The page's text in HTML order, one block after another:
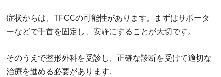
症状からは、TFCCの可能性があります。まずはサポータ
ーなどで手首を固定し、安静にすることが大切です。
そのうえで整形外科を受診し、正確な診断を受けて適切な
治療を進める必要があります。